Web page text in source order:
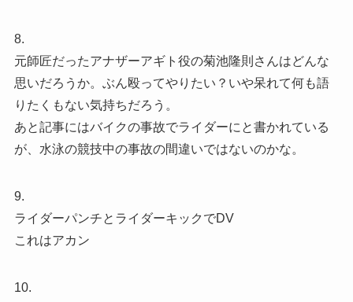
8.
元師匠だったアナザーアギト役の菊池隆則さんはどんな
思いだろうか。ぶん殴ってやりたい？いや呆れて何も語
りたくもない気持ちだろう。
あと記事にはバイクの事故でライダーにと書かれている
が、水泳の競技中の事故の間違いではないのかな。
9.
ライダーパンチとライダーキックでDV
これはアカン
10.